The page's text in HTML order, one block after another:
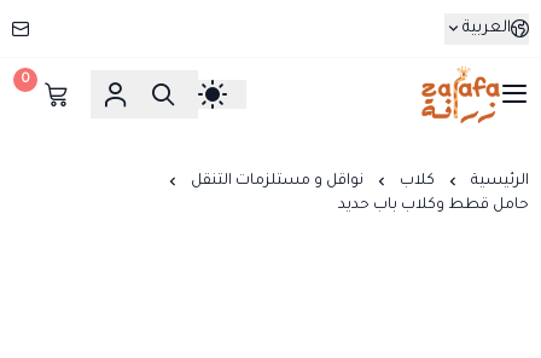
العربية
زرافة
0
الرئيسية كلاب
نواقل و مستلزمات التنقل
حامل قطط وكلاب باب حديد